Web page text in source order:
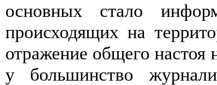
основных стало
происходящих на
отражение общего
у большинство